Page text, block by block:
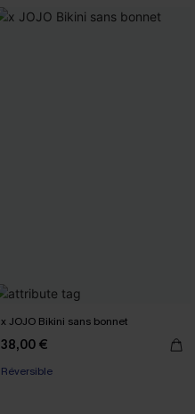
x JOJO Bikini sans bonnet
38,00 €
Réversible